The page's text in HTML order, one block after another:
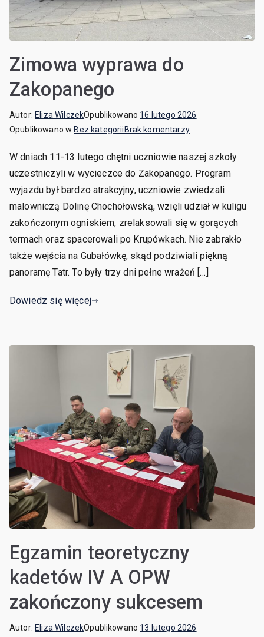
Zimowa wyprawa do
Zakopanego
Autor: Eliza WilczekOpublikowano 16 lutego 2026
Opublikowano w Bez kategorii Brak komentarzy
W dniach 11-13 lutego chętni uczniowie naszej szkoły
uczestniczyli w wycieczce do Zakopanego. Program
wyjazdu był bardzo atrakcyjny, uczniowie zwiedzali
malowniczą Dolinę Chochołowską, wzięli udział w kuligu
zakończonym ogniskiem, zrelaksowali się w gorących
termach oraz spacerowali po Krupówkach. Nie zabrakło
także wejścia na Gubałówkę, skąd podziwiali piękną
panoramę Tatr. To były trzy dni pełne wrażeń […]
Dowiedz się więcej
Egzamin teoretyczny
kadetów IV A OPW
zakończony sukcesem
Autor: Eliza WilczekOpublikowano 13 lutego 2026